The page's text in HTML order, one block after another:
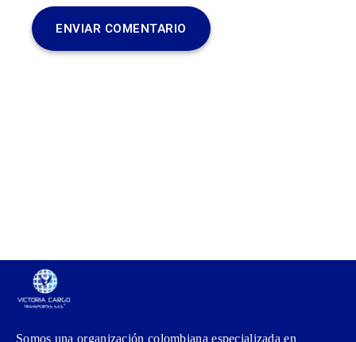
Somos una organización colombiana especializada en